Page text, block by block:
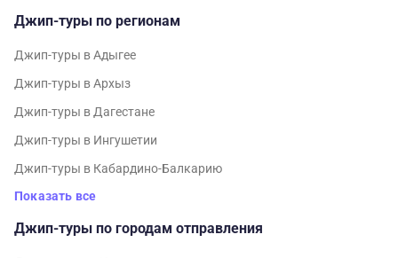
Джип-туры по регионам
Джип-туры в Адыгее
Джип-туры в Архыз
Джип-туры в Дагестане
Джип-туры в Ингушетии
Джип-туры в Кабардино-Балкарию
Показать все
Джип-туры по городам отправления